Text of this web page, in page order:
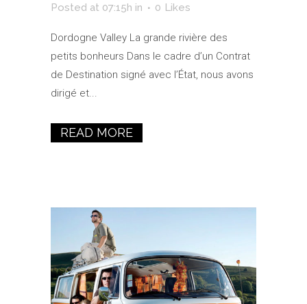
Posted at 07:15h in 0 Likes
Dordogne Valley La grande rivière des
petits bonheurs Dans le cadre d’un Contrat
de Destination signé avec l’État, nous avons
dirigé et...
READ MORE